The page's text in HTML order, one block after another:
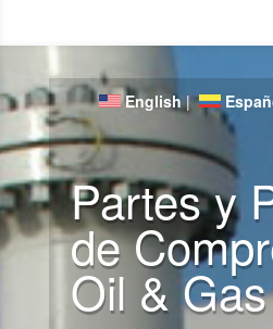
English|
Partes y
de
Oil & Gas